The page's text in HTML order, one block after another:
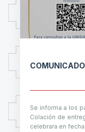
Se informa a los
Colación de
celebrara en